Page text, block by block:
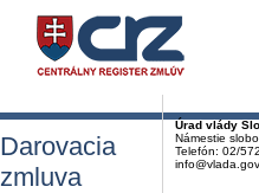
Úrad vlády
Námestie
Telefón: 02/
Darovacia
zmluva